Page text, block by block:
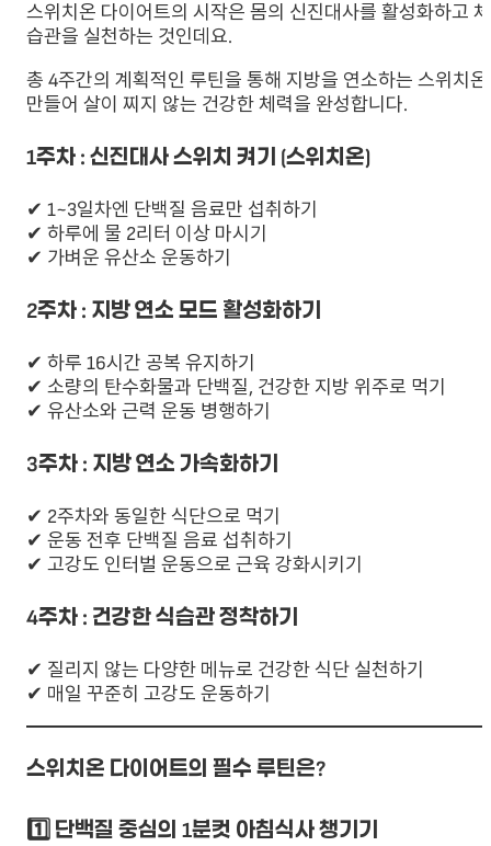
스위치온 다이어트의 시작은 몸의 신진대사를 활성화하고
습관을 실천하는 것인데요.
총 4주간의 계획적인 루틴을 통해 지방을 연소하는 스위치
만들어 살이 찌지 않는 건강한 체력을 완성합니다.
1주차 : 신진대사 스위치 켜기 (스위치온)
✔ 1~3일차엔 단백질 음료만 섭취하기
✔ 하루에 물 2리터 이상 마시기
✔ 가벼운 유산소 운동하기
2주차 : 지방 연소 모드 활성화하기
✔ 하루 16시간 공복 유지하기
✔ 소량의 탄수화물과 단백질, 건강한 지방 위주로 먹기
✔ 유산소와 근력 운동 병행하기
3주차 : 지방 연소 가속화하기
✔ 2주차와 동일한 식단으로 먹기
✔ 운동 전후 단백질 음료 섭취하기
✔ 고강도 인터벌 운동으로 근육 강화시키기
4주차 : 건강한 식습관 정착하기
✔ 질리지 않는 다양한 메뉴로 건강한 식단 실천하기
✔ 매일 꾸준히 고강도 운동하기
스위치온 다이어트의 필수 루틴은?
1️⃣ 단백질 중심의 1분컷 아침식사 챙기기